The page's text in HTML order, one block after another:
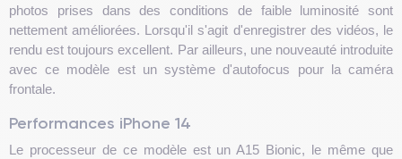
photos prises dans des conditions de faible luminosité sont
nettement améliorées. Lorsqu'il s'agit d'enregistrer des vidéos, le
rendu est toujours excellent. Par ailleurs, une nouveauté introduite
avec ce modèle est un système d'autofocus pour la caméra
frontale.
Performances iPhone 14
Le processeur de ce modèle est un A15 Bionic, le même que